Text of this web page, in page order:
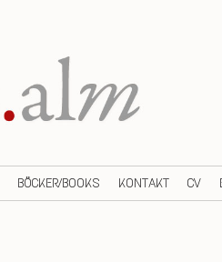
BÖCKER/BOOKS KONTAKT CV